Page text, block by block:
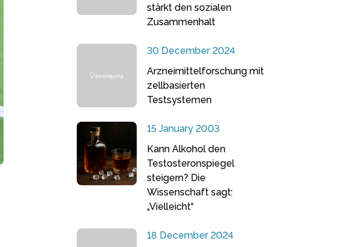
stärkt den sozialen
Zusammenhalt
30 December 2024
Arzneimittelforschung mit
zellbasierten
Testsystemen
15 January 2003
Kann Alkohol den
Testosteronspiegel
steigern? Die
Wissenschaft sagt:
„Vielleicht“
18 December 2024